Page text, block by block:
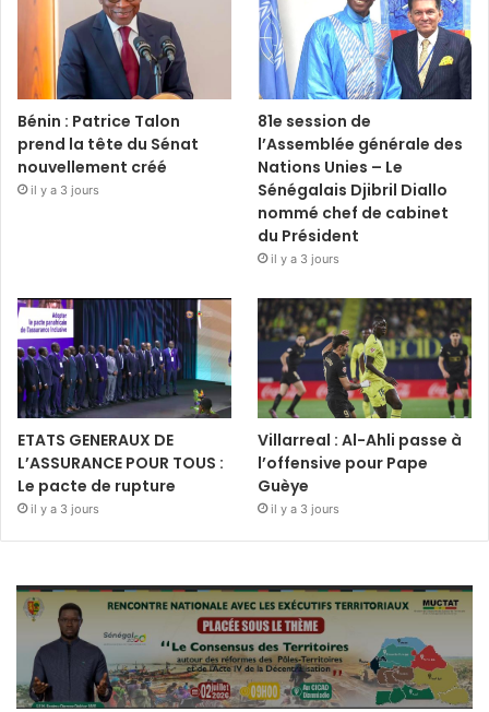
Bénin : Patrice Talon
prend la tête du Sénat
nouvellement créé
il y a 3 jours
81e session de
l’Assemblée générale des
Nations Unies – Le
Sénégalais Djibril Diallo
nommé chef de cabinet
du Président
il y a 3 jours
ETATS GENERAUX DE
L’ASSURANCE POUR TOUS :
Le pacte de rupture
il y a 3 jours
Villarreal : Al-Ahli passe à
l’offensive pour Pape
Guèye
il y a 3 jours